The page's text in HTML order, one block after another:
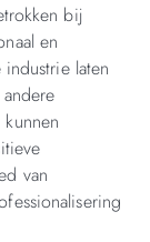
bij
en
laten
van